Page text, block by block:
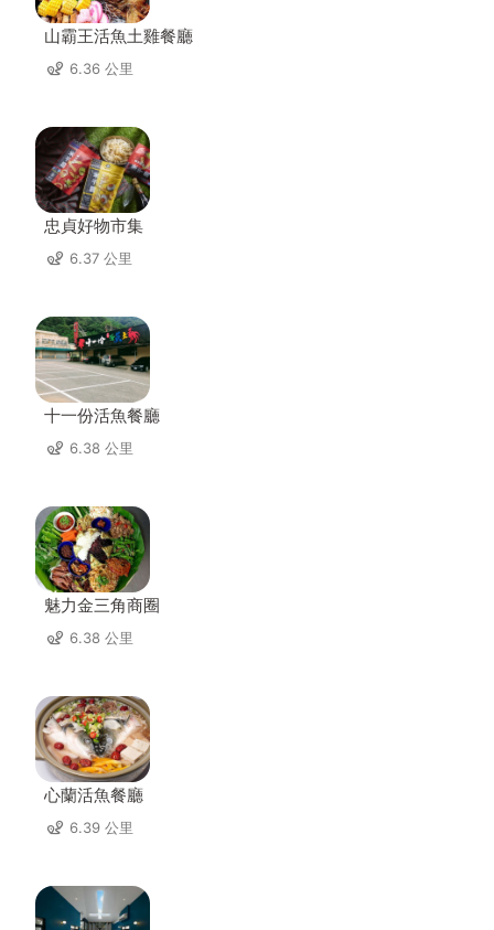
山霸王活魚土雞餐廳
6.36 公里
忠貞好物市集
6.37 公里
十一份活魚餐廳
6.38 公里
魅力金三角商圈
6.38 公里
心蘭活魚餐廳
6.39 公里